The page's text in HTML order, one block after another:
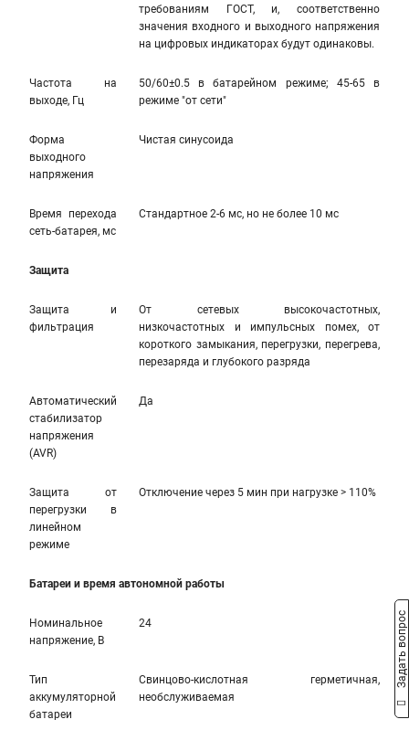
требованиям ГОСТ, и, соответственно
значения входного и выходного напряжения
на цифровых индикаторах будут одинаковы.
Частота на
выходе, Гц
50/60±0.5 в батарейном режиме; 45-65 в
режиме "от сети"
Форма
выходного
напряжения
Чистая синусоида
Время перехода
сеть-батарея, мс
Стандартное 2-6 мс, но не более 10 мс
Защита
Защита и
фильтрация
От сетевых высокочастотных,
низкочастотных и импульсных помех, от
короткого замыкания, перегрузки, перегрева,
перезаряда и глубокого разряда
Автоматический
стабилизатор
напряжения
(AVR)
Да
Защита от
перегрузки в
линейном
режиме
Отключение через 5 мин при нагрузке > 110%
Батареи и время автономной работы
Номинальное
напряжение, В
24
Тип
аккумуляторной
батареи
Свинцово-кислотная герметичная,
необслуживаемая
Задать вопрос